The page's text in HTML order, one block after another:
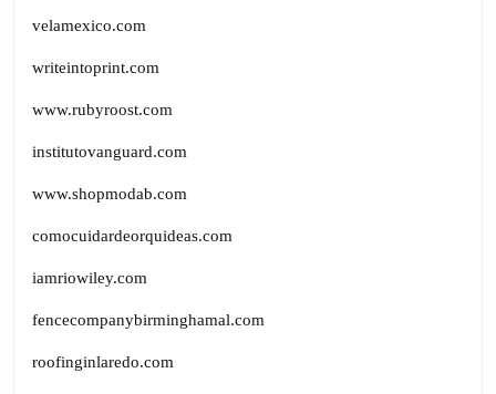
velamexico.com
writeintoprint.com
www.rubyroost.com
institutovanguard.com
www.shopmodab.com
comocuidardeorquideas.com
iamriowiley.com
fencecompanybirminghamal.com
roofinginlaredo.com